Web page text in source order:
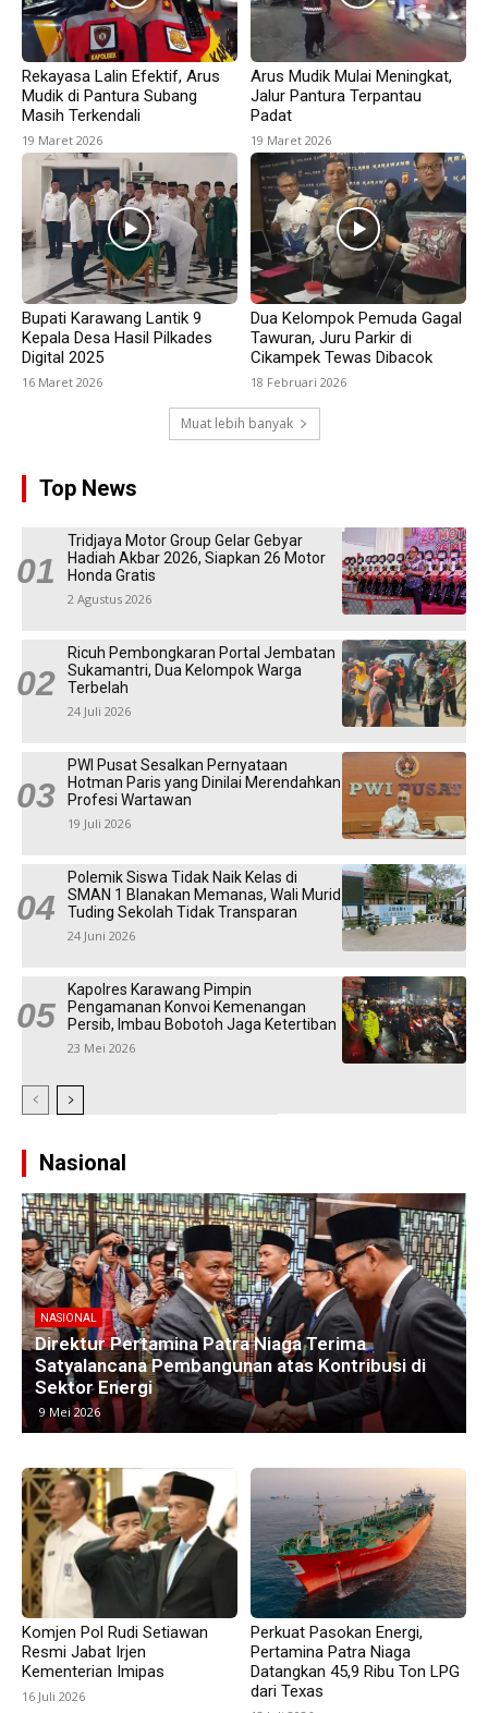
Rekayasa Lalin Efektif, Arus
Mudik di Pantura Subang
Masih Terkendali
19 Maret 2026
Arus Mudik Mulai Meningkat,
Jalur Pantura Terpantau
Padat
19 Maret 2026
Bupati Karawang Lantik 9
Kepala Desa Hasil Pilkades
Digital 2025
16 Maret 2026
Dua Kelompok Pemuda Gagal
Tawuran, Juru Parkir di
Cikampek Tewas Dibacok
18 Februari 2026
Muat lebih banyak
Top News
Tridjaya Motor Group Gelar Gebyar
Hadiah Akbar 2026, Siapkan 26 Motor
Honda Gratis
2 Agustus 2026
Ricuh Pembongkaran Portal Jembatan
Sukamantri, Dua Kelompok Warga
Terbelah
24 Juli 2026
PWI Pusat Sesalkan Pernyataan
Hotman Paris yang Dinilai Merendahkan
Profesi Wartawan
19 Juli 2026
Polemik Siswa Tidak Naik Kelas di
SMAN 1 Blanakan Memanas, Wali Murid
Tuding Sekolah Tidak Transparan
24 Juni 2026
Kapolres Karawang Pimpin
Pengamanan Konvoi Kemenangan
Persib, Imbau Bobotoh Jaga Ketertiban
23 Mei 2026
Nasional
NASIONAL
Kawasan Industri di Timur Jakarta Menyusut,
Subang Jadi Harapan Baru Investor
8 Mei 2026
Komjen Pol Rudi Setiawan
Resmi Jabat Irjen
Kementerian Imipas
16 Juli 2026
Perkuat Pasokan Energi,
Pertamina Patra Niaga
Datangkan 45,9 Ribu Ton LPG
dari Texas